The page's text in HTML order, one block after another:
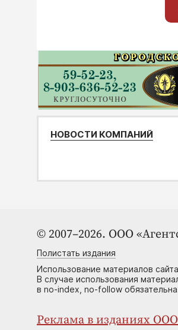
НОВОСТИ КОМПАНИЙ
© 2007–2026. ООО
Полистать издания
Использование материалов
В случае использования
в no-index, no-follow
Реклама в изданиях